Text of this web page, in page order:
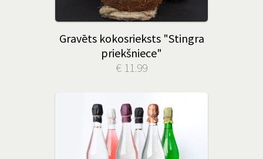
Gravēts kokosrieksts "Stingra
priekšniece"
€ 11.99